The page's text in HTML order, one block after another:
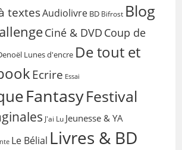
textesAudiolivre BD Bifrost Blog
Ciné & DVD Coup de
Lunes d'encre De tout et
Ecrire Essai
FantasyFestival
J'ai Lu Jeunesse & YA
Le Bélial Livres & BD